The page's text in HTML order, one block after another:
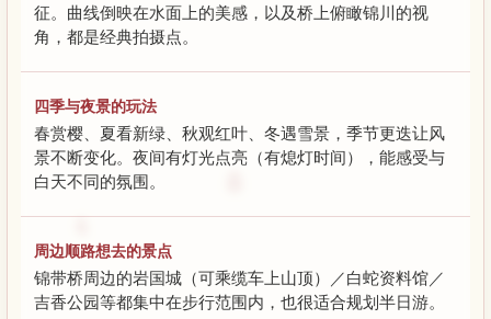
征。曲线倒映在水面上的美感，以及桥上俯瞰锦川的视
角，都是经典拍摄点。
四季与夜景的玩法
春赏樱、夏看新绿、秋观红叶、冬遇雪景，季节更迭让风
景不断变化。夜间有灯光点亮（有熄灯时间），能感受与
白天不同的氛围。
周边顺路想去的景点
锦带桥周边的岩国城（可乘缆车上山顶）／白蛇资料馆／
吉香公园等都集中在步行范围内，也很适合规划半日游。